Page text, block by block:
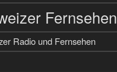
Fernsehen
Radio und Fernsehen